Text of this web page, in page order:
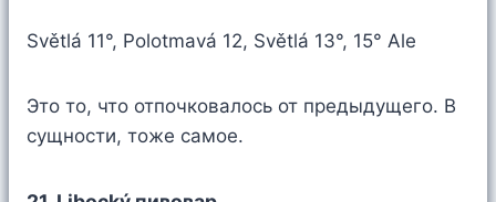
Světlá 11°, Polotmavá 12, Světlá 13°, 15° Ale
Это то, что отпочковалось от предыдущего. В
сущности, тоже самое.